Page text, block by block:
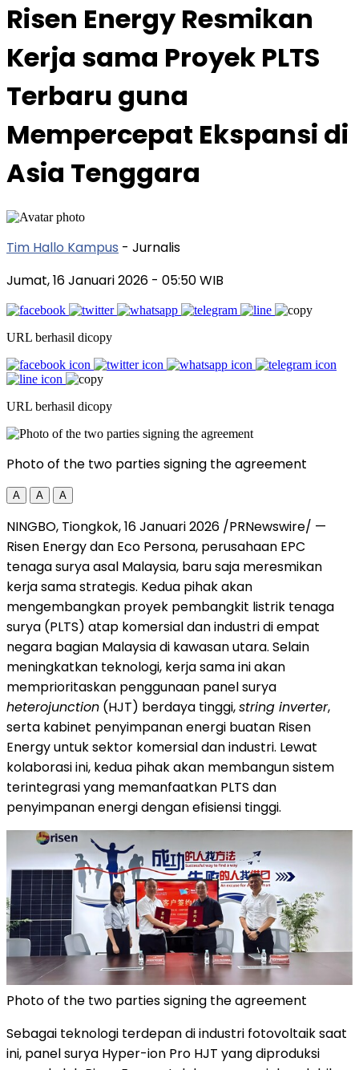
Risen Energy Resmikan
Kerja sama Proyek PLTS
Terbaru guna
Mempercepat Ekspansi di
Asia Tenggara
Tim Hallo Kampus - Jurnalis
Jumat, 16 Januari 2026 - 05:50 WIB
URL berhasil dicopy
URL berhasil dicopy
Photo of the two parties signing the agreement
A A A
NINGBO, Tiongkok, 16 Januari 2026 /PRNewswire/ —
Risen Energy dan Eco Persona, perusahaan EPC
tenaga surya asal Malaysia, baru saja meresmikan
kerja sama strategis. Kedua pihak akan
mengembangkan proyek pembangkit listrik tenaga
surya (PLTS) atap komersial dan industri di empat
negara bagian Malaysia di kawasan utara. Selain
meningkatkan teknologi, kerja sama ini akan
memprioritaskan penggunaan panel surya
heterojunction (HJT) berdaya tinggi,string inverter,
serta kabinet penyimpanan energi buatan Risen
Energy untuk sektor komersial dan industri. Lewat
kolaborasi ini, kedua pihak akan membangun sistem
terintegrasi yang memanfaatkan PLTS dan
penyimpanan energi dengan efisiensi tinggi.
Photo of the two parties signing the agreement
Sebagai teknologi terdepan di industri fotovoltaik saat
ini, panel surya Hyper-ion Pro HJT yang diproduksi